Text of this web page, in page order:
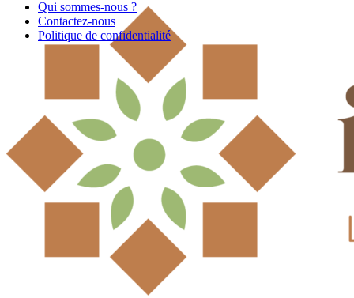
Qui sommes-nous ?
Contactez-nous
Politique de confidentialité